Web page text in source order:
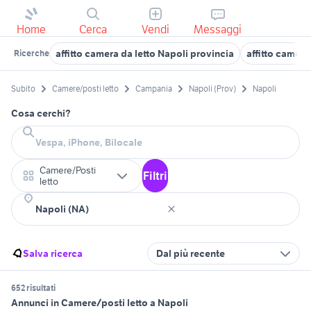
Home Cerca Vendi Messaggi
Ricerche affitto camera da letto Napoli provincia affitto
Subito Camere/posti letto Campania Napoli (Prov) Napoli
Cosa cerchi?
Camere/Posti
letto
Filtri
Salva ricerca Dal più recente
652 risultati
Annunci in Camere/posti letto a Napoli